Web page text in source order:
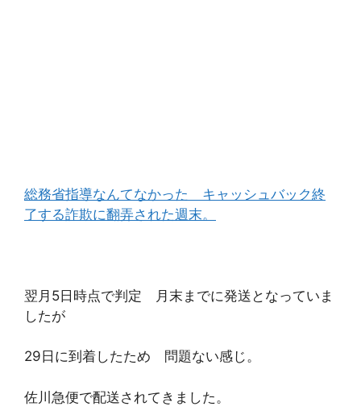
総務省指導なんてなかった キャッシュバック終
了する詐欺に翻弄された週末。
翌月5日時点で判定 月末までに発送となっていま
したが
29日に到着したため 問題ない感じ。
佐川急便で配送されてきました。